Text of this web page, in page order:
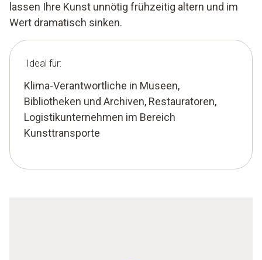
lassen Ihre Kunst unnötig frühzeitig altern und im
Wert dramatisch sinken.
Ideal für:
Klima-Verantwortliche in Museen,
Bibliotheken und Archiven, Restauratoren,
Logistikunternehmen im Bereich
Kunsttransporte